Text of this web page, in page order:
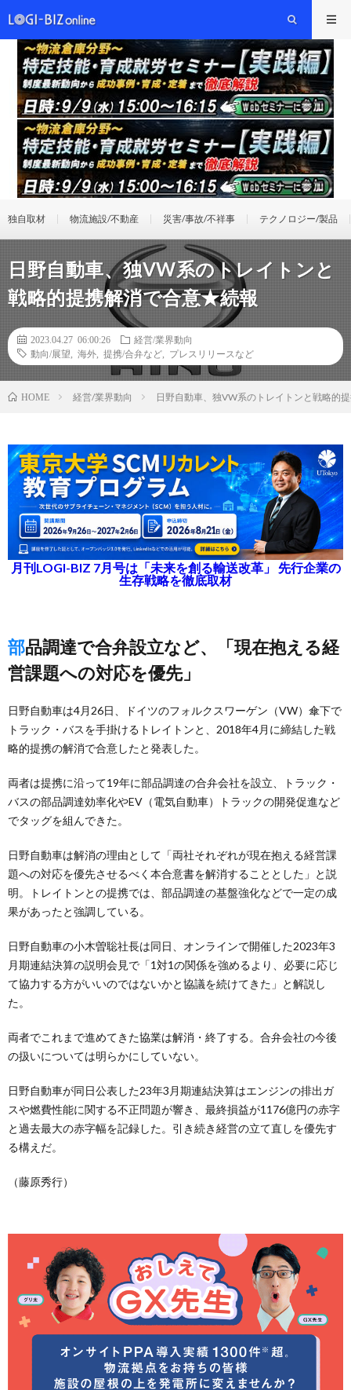
独自取材 物流施設/不動産 災害/事故/不祥事 テクノロジー/製品
日野自動車、独VW系のトレイトンと
戦略的提携解消で合意★続報
2023.04.27 06:00:26
経営/業界動向
動向/展望
海外 提携/合弁など プレスリリースなど
HOME 経営/業界動向 日野自動車、独VW系のトレイトンと戦略的
月刊LOGI-BIZ 7月号は「未来を創る輸送改革」 先行企業の
生存戦略を徹底取材
部品調達で合弁設立など、「現在抱える経
営課題への対応を優先」
日野自動車は4月26日、ドイツのフォルクスワーゲン（VW）傘下で
トラック・バスを手掛けるトレイトンと、2018年4月に締結した戦
略的提携の解消で合意したと発表した。
両者は提携に沿って19年に部品調達の合弁会社を設立、トラック・
バスの部品調達効率化やEV（電気自動車）トラックの開発促進など
でタッグを組んできた。
日野自動車は解消の理由として「両社それぞれが現在抱える経営課
題への対応を優先させるべく本合意書を解消することとした」と説
明。トレイトンとの提携では、部品調達の基盤強化などで一定の成
果があったと強調している。
日野自動車の小木曽聡社長は同日、オンラインで開催した2023年3
月期連結決算の説明会見で「1対1の関係を強めるより、必要に応じ
て協力する方がいいのではないかと協議を続けてきた」と解説し
た。
両者でこれまで進めてきた協業は解消・終了する。合弁会社の今後
の扱いについては明らかにしていない。
日野自動車が同日公表した23年3月期連結決算はエンジンの排出ガ
スや燃費性能に関する不正問題が響き、最終損益が1176億円の赤字
と過去最大の赤字幅を記録した。引き続き経営の立て直しを優先す
る構えだ。
（藤原秀行）